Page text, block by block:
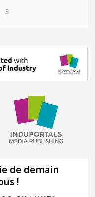
3
de demain
!